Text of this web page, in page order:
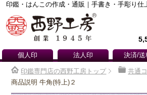
印鑑・はんこの作成・通販｜手書き・手彫り仕
個人印 法人印 決済/送
印鑑専門店の西野工房トップ
共通
商品説明 牛角(特上)２